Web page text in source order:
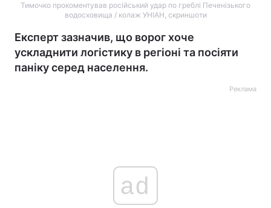
Тимочко прокоментував російський удар по греблі Печенізького
водосховища / колаж УНІАН, скриншоти
Експерт зазначив, що ворог хоче
ускладнити логістику в регіоні та посіяти
паніку серед населення.
Реклама
ad